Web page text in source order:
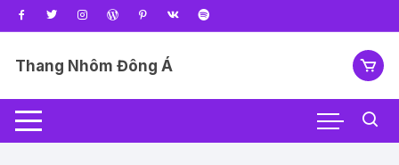
Chuyển
tới
dungThang Nhôm Đông Á